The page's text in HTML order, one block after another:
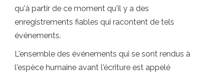
qu'à partir de ce moment qu'il y a des
enregistrements fiables qui racontent de tels
événements.
L'ensemble des événements qui se sont rendus à
l'espèce humaine avant l'écriture est appelé